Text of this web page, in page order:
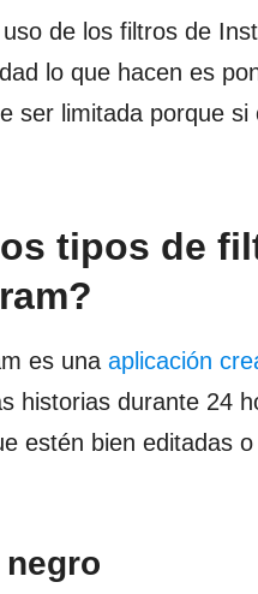
de los filtros de
lo que hacen es
ser limitada porque
tipos de
es una aplicación
historias durante 24
estén bien editadas